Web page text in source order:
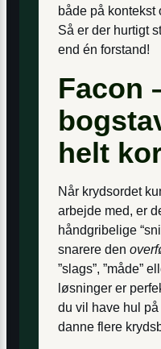
både på kontekst
Så er der hurtigt
end én forstand!
Facon
helt
Når krydsordet
arbejde med, er
håndgribelige
snarere den
”slags”, ”måde”
løsninger er
du vil have hul
danne flere